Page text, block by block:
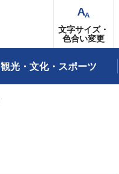
文字サイズ・
色合い変更
観光・文化・スポーツ